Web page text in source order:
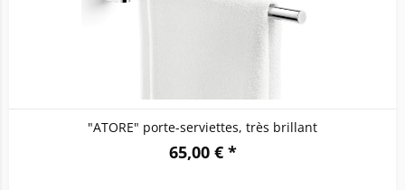
"ATORE" porte-serviettes, très brillant
65,00 € *